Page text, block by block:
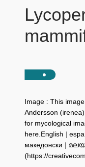
Image : This
Andersson
for mycological
here.English |
македонски |
(https://